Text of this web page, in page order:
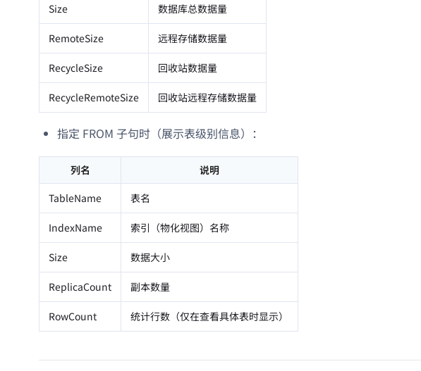
Size 数据库总数据量
RemoteSize 远程存储数据量
RecycleSize 回收站数据量
RecycleRemoteSize 回收站远程存储数据量
指定 FROM 子句时（展示表级别信息）：
列名
说明
TableName
表名
IndexName 索引（物化视图）名称
Size 数据大小
ReplicaCount 副本数量
RowCount 统计行数（仅在查看具体表时显示）